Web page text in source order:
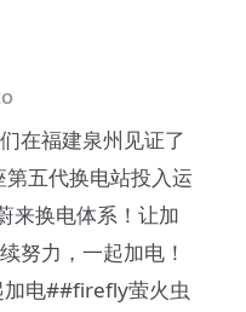
在福建泉州见证了
五代换电站投入运
来换电体系！让加
努力，一起加电！
电##firefly萤火虫